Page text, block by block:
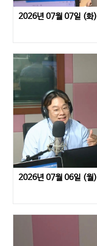
2026년 07월 07일 (화)
2026년 07월 06일 (월)